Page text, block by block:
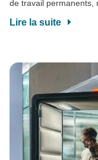
de travail permanents,
Lire la suite